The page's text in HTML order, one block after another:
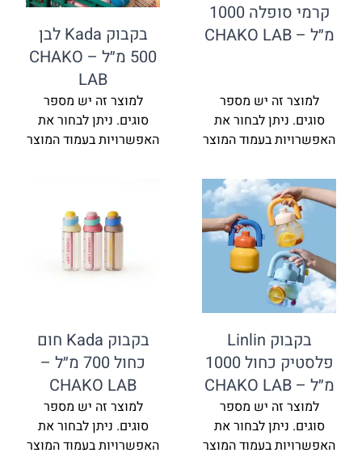
קרמי סופלה 1000
זה יש מספר
לבחור את
בעמוד המוצר
בקבוק Kada לבן
500 מ״ל – CHAKO
למוצר זה יש מספר
סוגים. ניתן לבחור את
האפשרויות בעמוד המוצר
בקבוק Linlin
פלסטיק כחול 1000
זה יש מספר
לבחור את
בעמוד המוצר
בקבוק Kada חום
כחול 700 מ״ל –
CHAKO LAB
למוצר זה יש מספר
סוגים. ניתן לבחור את
האפשרויות בעמוד המוצר